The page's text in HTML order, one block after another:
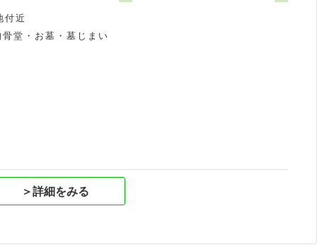
付近
堂・お墓・墓じまい
＞詳細をみる